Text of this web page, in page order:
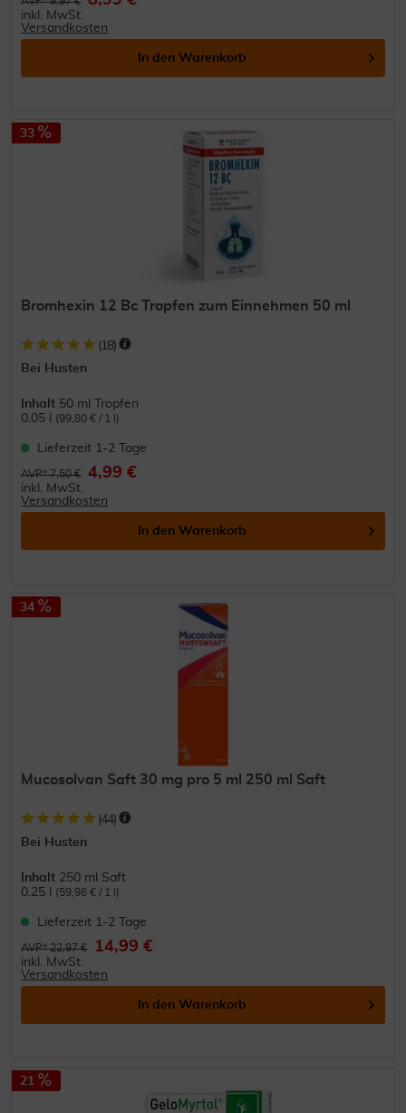
inkl. MwSt.
Versandkosten
In den Warenkorb
33
Bromhexin 12 Bc Tropfen zum Einnehmen 50 ml
(18)
Bei Husten
Inhalt 50 ml Tropfen
0.05 l
(99,80 € / 1 l)
Lieferzeit 1-2 Tage
AVP* 7,50 € 4,99 €
inkl. MwSt.
Versandkosten
In den Warenkorb
34
Mucosolvan Saft 30 mg pro 5 ml 250 ml Saft
(44)
Bei Husten
Inhalt 250 ml Saft
0.25 l
(59,96 € / 1 l)
Lieferzeit 1-2 Tage
AVP* 22,97 € 14,99 €
inkl. MwSt.
Versandkosten
In den Warenkorb
21